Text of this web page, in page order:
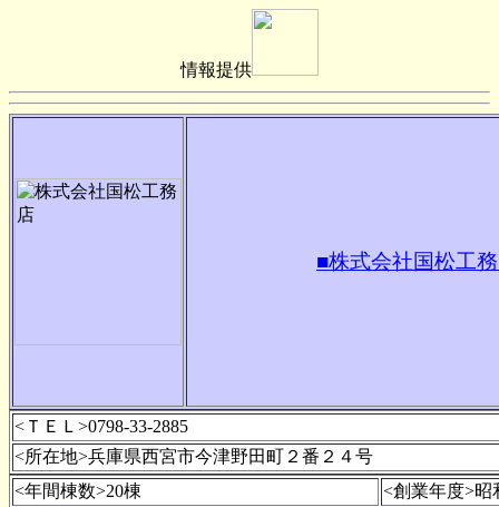
情報提供
■株式会社国松工
<ＴＥＬ>0798-33-2885
<所在地>兵庫県西宮市今津野田町２番２４号
<年間棟数>20棟
<創業年度>昭